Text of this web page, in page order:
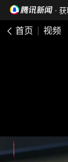
·
首页 视频